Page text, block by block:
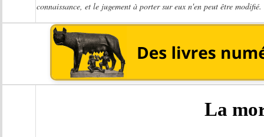
connaissance, et le jugement à porter sur eux n'en peut être modifié.
La